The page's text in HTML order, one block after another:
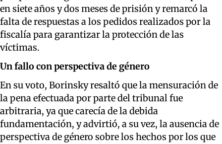
en siete años y dos meses de prisión y remarcó la
falta de respuestas a los pedidos realizados por la
fiscalía para garantizar la protección de las
víctimas.
Un fallo con perspectiva de género
En su voto, Borinsky resaltó que la mensuración de
la pena efectuada por parte del tribunal fue
arbitraria, ya que carecía de la debida
fundamentación, y advirtió, a su vez, la ausencia de
perspectiva de género sobre los hechos por los que